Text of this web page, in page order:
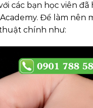
các bạn học viên đã
Để làm nên
chính như: